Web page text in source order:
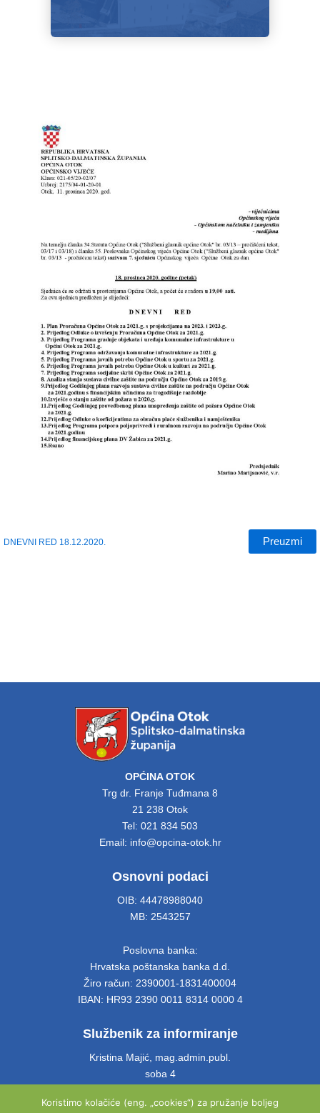
DNEVNI RED 18.12.2020. Preuzmi
OPĆINA OTOK
Trg dr. Franje Tuđmana 8
21 238 Otok
Tel: 021 834 503
Email: info@opcina-otok.hr
Osnovni podaci
OIB: 44478988040
MB: 2543257
Poslovna banka:
Hrvatska poštanska banka d.d.
Žiro račun: 2390001-1831400004
IBAN: HR93 2390 0011 8314 0000 4
Službenik za informiranje
Kristina Majić, mag.admin.publ.
soba 4
Email: info@opcina-otok.hr
Koristimo kolačiće (eng. „cookies“) za pružanje boljeg